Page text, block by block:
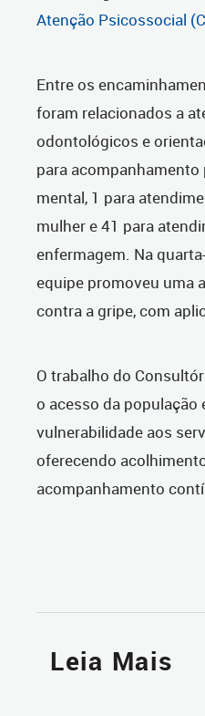
Atenção Psicossocial
Entre os
foram relacionados a
odontológicos e
para
mental, 1 para
mulher e 41 para
enfermagem. Na
equipe promoveu uma
contra a gripe, com
O trabalho do
o acesso da população
vulnerabilidade aos
oferecendo
acompanhamento
Leia Mais